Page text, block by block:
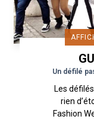
Un défilé
Les
rien
Fashion